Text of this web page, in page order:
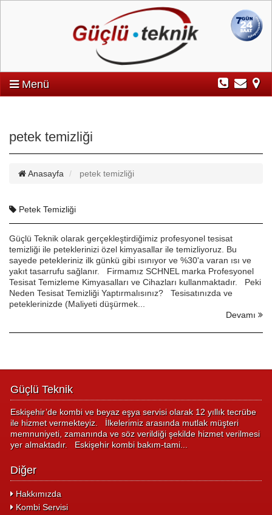
Menü
petek temizliği
Anasayfa petek temizliği
Petek Temizliği
Güçlü Teknik olarak gerçekleştirdiğimiz profesyonel tesisat
temizliği ile peteklerinizi özel kimyasallar ile temizliyoruz. Bu
sayede petekleriniz ilk günkü gibi ısınıyor ve %30'a varan ısı ve
yakıt tasarrufu sağlanır. Firmamız SCHNEL marka Profesyonel
Tesisat Temizleme Kimyasalları ve Cihazları kullanmaktadır. Peki
Neden Tesisat Temizliği Yaptırmalısınız? Tesisatınızda ve
peteklerinizde (Maliyeti düşürmek...
Devamı
Güçlü Teknik
Eskişehir’de kombi ve beyaz eşya servisi olarak 12 yıllık tecrübe
ile hizmet vermekteyiz. İlkelerimiz arasında mutlak müşteri
memnuniyeti, zamanında ve söz verildiği şekilde hizmet verilmesi
yer almaktadır. Eskişehir kombi bakım-tami...
Diğer
Hakkımızda
Kombi Servisi